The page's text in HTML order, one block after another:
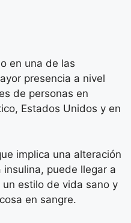
en una de las
presencia a nivel
de personas en
Estados Unidos y en
implica una alteración
puede llegar a
estilo de vida sano y
en sangre.